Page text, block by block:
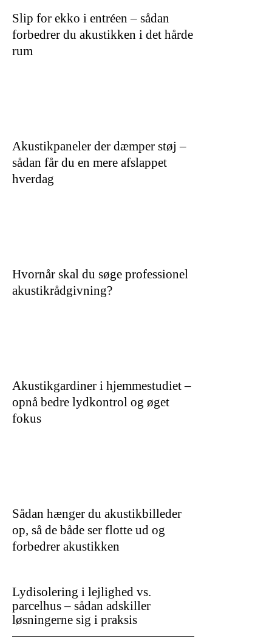
Slip for ekko i entréen – sådan
forbedrer du akustikken i det hårde
rum
Akustikpaneler der dæmper støj –
sådan får du en mere afslappet
hverdag
Hvornår skal du søge professionel
akustikrådgivning?
Akustikgardiner i hjemmestudiet –
opnå bedre lydkontrol og øget
fokus
Sådan hænger du akustikbilleder
op, så de både ser flotte ud og
forbedrer akustikken
Lydisolering i lejlighed vs.
parcelhus – sådan adskiller
løsningerne sig i praksis